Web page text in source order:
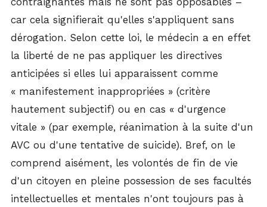
car cela signifierait qu'elles s'appliquent sans
dérogation. Selon cette loi, le médecin a en effet
la liberté de ne pas appliquer les directives
anticipées si elles lui apparaissent comme
« manifestement inappropriées » (critère
hautement subjectif) ou en cas « d'urgence
vitale » (par exemple, réanimation à la suite d'un
AVC ou d'une tentative de suicide). Bref, on le
comprend aisément, les volontés de fin de vie
d'un citoyen en pleine possession de ses facultés
intellectuelles et mentales n'ont toujours pas à